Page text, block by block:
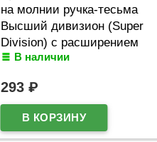
на молнии ручка-тесьма
Высший дивизион (Super
Division) с расширением
арт.8057510
В наличии
293 ₽